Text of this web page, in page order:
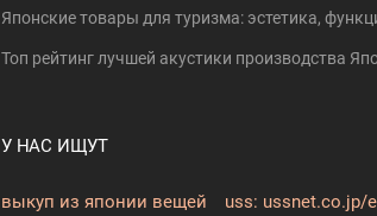
Японские товары для туризма: эстетика,
Топ рейтинг лучшей акустики производства
У НАС ИЩУТ
выкуп из японии вещей uss: ussnet.co.jp/